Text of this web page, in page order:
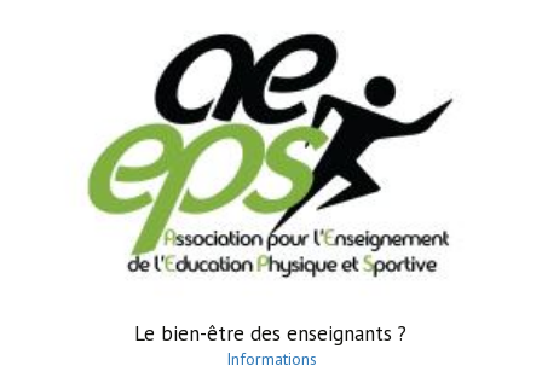
Le bien-être des enseignants ?
Informations